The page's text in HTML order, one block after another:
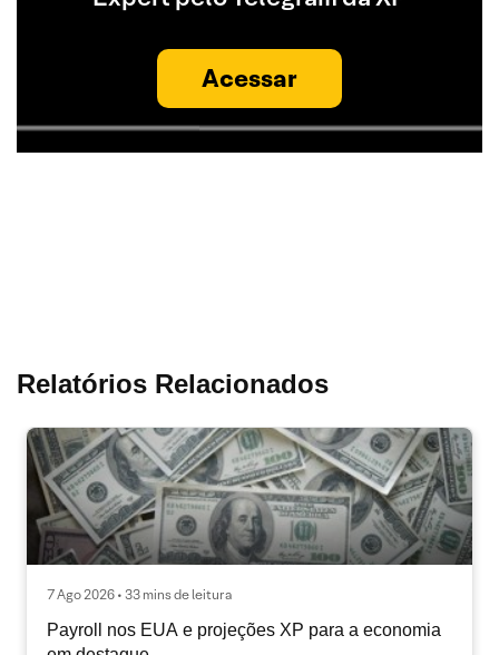
Acessar
Relatórios Relacionados
7 Ago 2026 • 33 mins de leitura
Payroll nos EUA e projeções XP para a economia